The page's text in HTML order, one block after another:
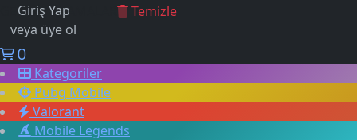
GEÇMİŞ ARAMALAR
Temizle
Giriş Yap
veya üye ol
0
Kategoriler
Pubg Mobile
Valorant
Mobile Legends